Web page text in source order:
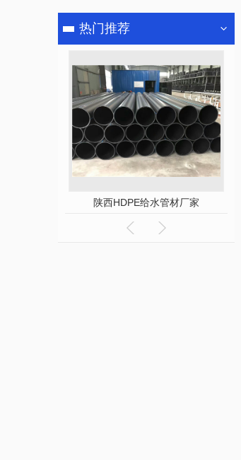
热门推荐
陕西HDPE给水管材厂家